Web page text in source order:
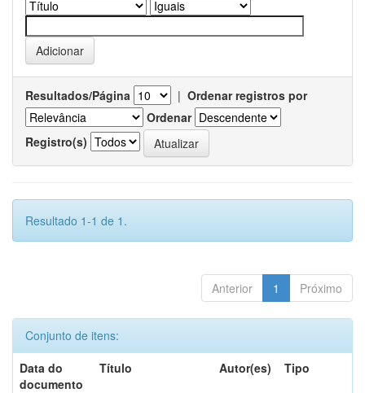
Resultados/Página | Ordenar registros por
Ordenar
Registro(s)
Resultado 1-1 de 1.
Anterior 1 Próximo
Conjunto de itens:
Data do
documento
Título Autor(es) Tipo